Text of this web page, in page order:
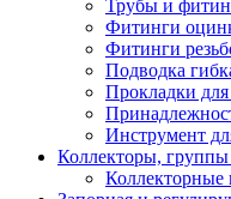
Трубы и
Фитинги
Фитинги
Подводка
Прокладки для
Инструмент
Коллекторы, группы